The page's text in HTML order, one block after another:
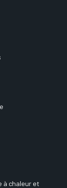
à chaleur et